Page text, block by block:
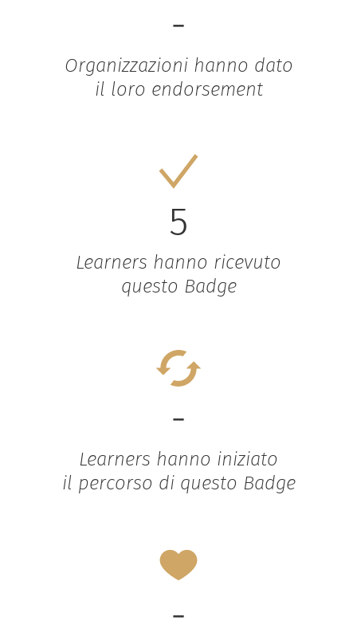
-
Organizzazioni hanno dato
il loro endorsement
5
Learners hanno ricevuto
questo Badge
-
Learners hanno iniziato
il percorso di questo Badge
-